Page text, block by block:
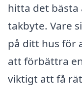
hitta det
takbyte. Vare
på ditt hus för
att förbättra
viktigt att få